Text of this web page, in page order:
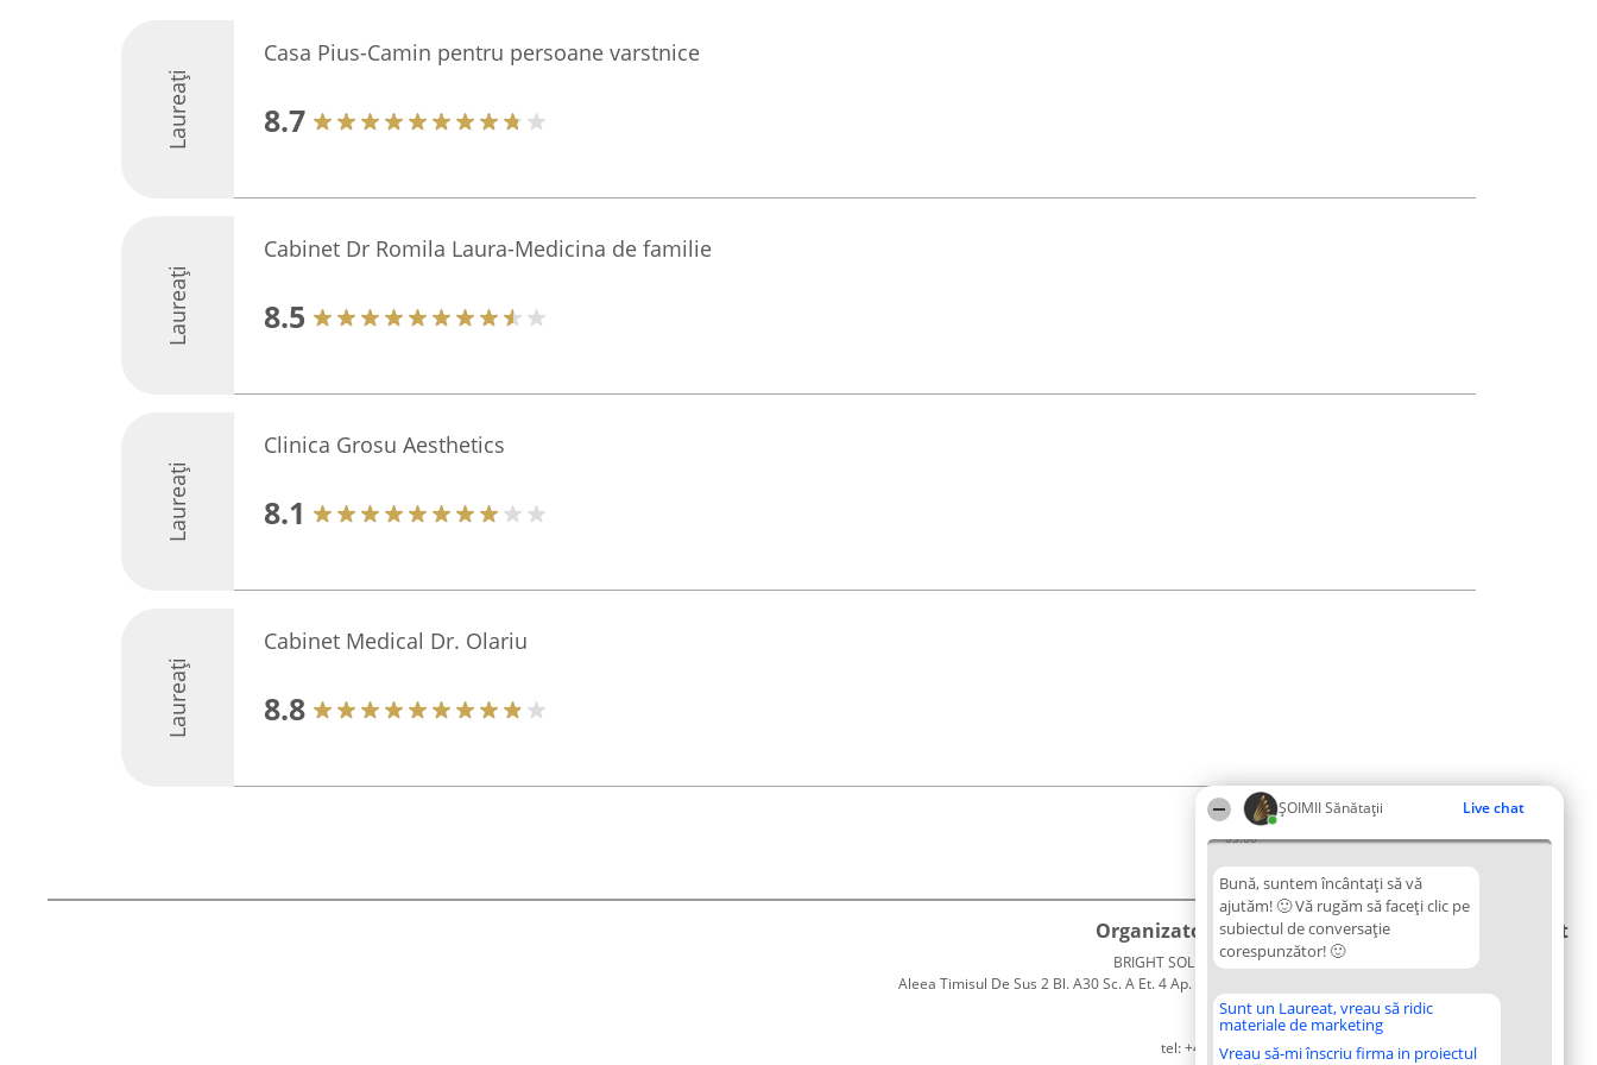
ŞOIMII Sănătații Live chat
03:00
Bună, suntem încântați să vă
ajutăm! 🙂 Vă rugăm să faceți clic pe
subiectul de conversație
corespunzător! 🙂
Sunt un Laureat, vreau să ridic
materiale de marketing
Vreau să-mi înscriu firma in proiectul
Laureați
Casa Pius-Camin pentru persoane varstnice
8.7
Laureați
Cabinet Dr Romila Laura-Medicina de familie
8.5
Laureați
Clinica Grosu Aesthetics
8.1
Laureați
Cabinet Medical Dr. Olariu
8.8
Organizator Ranking
BRIGHT SOLUTIONS BR SRL
Aleea Timisul De Sus 2 Bl. A30 Sc. A Et. 4 Ap. 13 Cod 061952
București
CUI 36737675
tel: +40 770 990 492
Plebiscyt
Tuturor
Laureaților
Reguli
Contact